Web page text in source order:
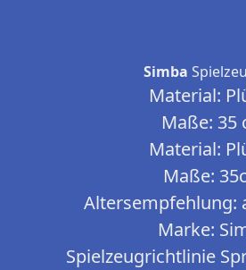
Simba
Material:
Maße: 35
Material:
Maße:
Altersempfehlung:
Marke:
Spielzeugrichtlinie